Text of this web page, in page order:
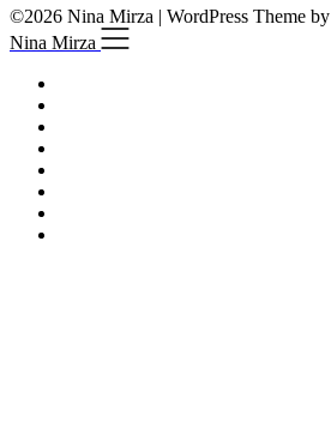
©2026 Nina Mirza | WordPress Theme by
Nina Mirza